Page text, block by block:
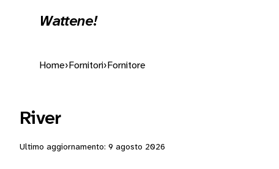
Wattene!
Home› Fornitori› Fornitore
River
Ultimo aggiornamento: 9 agosto 2026